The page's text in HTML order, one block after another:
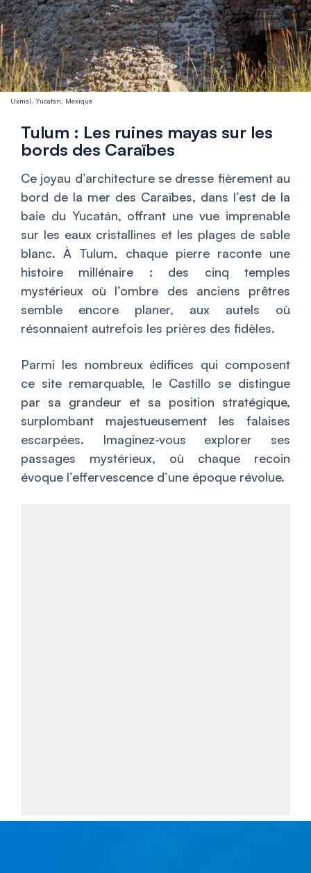
Uxmal, Yucatán, Mexique
Tulum : Les ruines mayas sur les
bords des Caraïbes
Ce joyau d’architecture se dresse fièrement au
bord de la mer des Caraïbes, dans l’est de la
baie du Yucatán, offrant une vue imprenable
sur les eaux cristallines et les plages de sable
blanc. À Tulum, chaque pierre raconte une
histoire millénaire : des cinq temples
mystérieux où l’ombre des anciens prêtres
semble encore planer, aux autels où
résonnaient autrefois les prières des fidèles.
Parmi les nombreux édifices qui composent
ce site remarquable, le Castillo se distingue
par sa grandeur et sa position stratégique,
surplombant majestueusement les falaises
escarpées. Imaginez-vous explorer ses
passages mystérieux, où chaque recoin
évoque l’effervescence d’une époque révolue.